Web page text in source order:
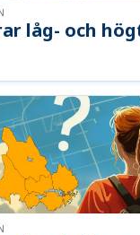
låg- och